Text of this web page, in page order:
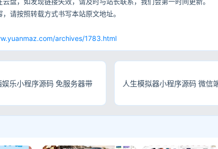
请按照转载方式书写本站原文地址。
archives/1783.html
乐小程序源码 免服务器带
人生模拟器小程序源码 微信